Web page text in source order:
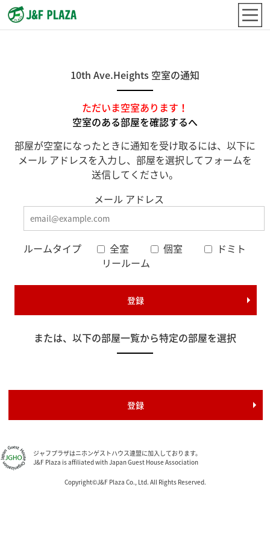
10th Ave.Heights 空室の通知
ただいま空室あります！
空室のある部屋を確認するへ
部屋が空室になったときに通知を受け取るには、以下に
メール アドレスを入力し、部屋を選択してフォームを
送信してください。
メール アドレス
ルームタイプ 全室 個室
ドミト
リールーム
または、以下の部屋一覧から特定の部屋を選択
ジャフプラザはニホンゲストハウス連盟に加入しております。
J&F Plaza is affiliated with Japan Guest House Association
Copyright©J&F Plaza Co., Ltd. All Rights Reserved.